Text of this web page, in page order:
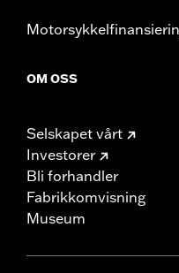
OM OSS
Selskapet vårt
Investorer
Bli forhandler
Fabrikkomvisning
Museum